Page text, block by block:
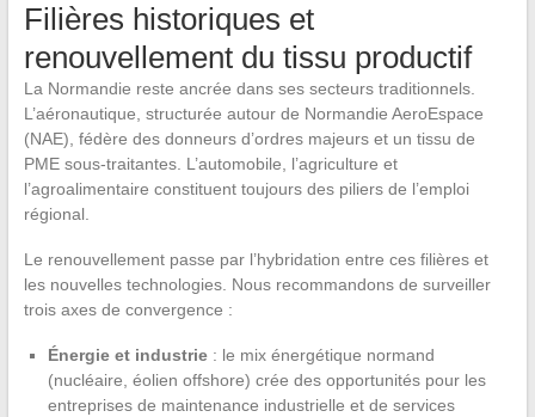
Filières historiques et
renouvellement du tissu productif
La Normandie reste ancrée dans ses secteurs traditionnels.
L’aéronautique, structurée autour de Normandie AeroEspace
(NAE), fédère des donneurs d’ordres majeurs et un tissu de
PME sous-traitantes. L’automobile, l’agriculture et
l’agroalimentaire constituent toujours des piliers de l’emploi
régional.
Le renouvellement passe par l’hybridation entre ces filières et
les nouvelles technologies. Nous recommandons de surveiller
trois axes de convergence :
Énergie et industrie: le mix énergétique normand
(nucléaire, éolien offshore) crée des opportunités pour les
entreprises de maintenance industrielle et de services